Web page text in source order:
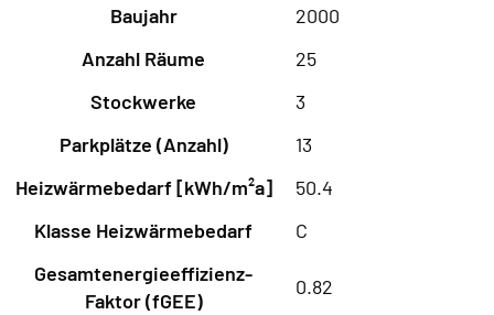
Baujahr
2000
Anzahl Räume
25
Stockwerke
3
Parkplätze (Anzahl)
13
Heizwärmebedarf [kWh/m²a]
50.4
Klasse Heizwärmebedarf
C
Gesamtenergieeffizienz-
Faktor (fGEE)
0.82